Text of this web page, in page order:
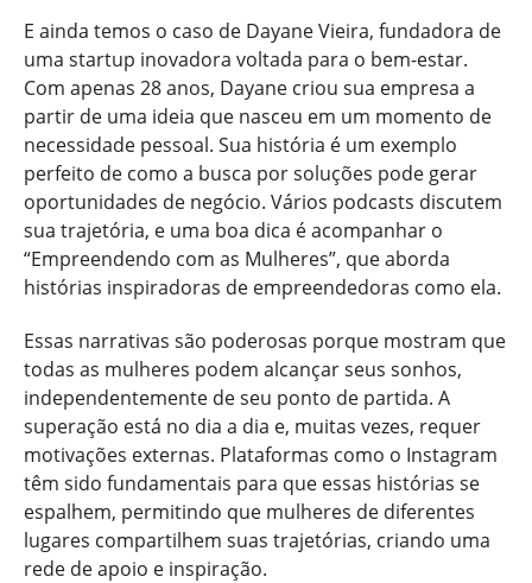
E ainda temos o caso de Dayane Vieira, fundadora de
uma startup inovadora voltada para o bem-estar.
Com apenas 28 anos, Dayane criou sua empresa a
partir de uma ideia que nasceu em um momento de
necessidade pessoal. Sua história é um exemplo
perfeito de como a busca por soluções pode gerar
oportunidades de negócio. Vários podcasts discutem
sua trajetória, e uma boa dica é acompanhar o
“Empreendendo com as Mulheres”, que aborda
histórias inspiradoras de empreendedoras como ela.
Essas narrativas são poderosas porque mostram que
todas as mulheres podem alcançar seus sonhos,
independentemente de seu ponto de partida. A
superação está no dia a dia e, muitas vezes, requer
motivações externas. Plataformas como o Instagram
têm sido fundamentais para que essas histórias se
espalhem, permitindo que mulheres de diferentes
lugares compartilhem suas trajetórias, criando uma
rede de apoio e inspiração.